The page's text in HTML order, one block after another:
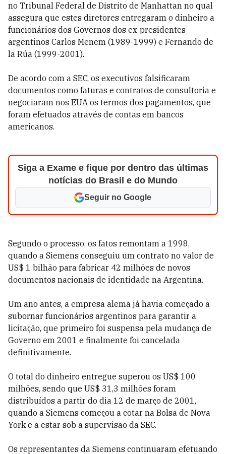
no Tribunal Federal de Distrito de Manhattan no qual
assegura que estes diretores entregaram o dinheiro a
funcionários dos Governos dos ex-presidentes
argentinos Carlos Menem (1989-1999) e Fernando de
la Rúa (1999-2001).
De acordo com a SEC, os executivos falsificaram
documentos como faturas e contratos de consultoria e
negociaram nos EUA os termos dos pagamentos, que
foram efetuados através de contas em bancos
americanos.
Siga a Exame e fique por dentro das últimas
notícias do Brasil e do Mundo
Seguir no Google
Segundo o processo, os fatos remontam a 1998,
quando a Siemens conseguiu um contrato no valor de
US$ 1 bilhão para fabricar 42 milhões de novos
documentos nacionais de identidade na Argentina.
Um ano antes, a empresa alemã já havia começado a
subornar funcionários argentinos para garantir a
licitação, que primeiro foi suspensa pela mudança de
Governo em 2001 e finalmente foi cancelada
definitivamente.
O total do dinheiro entregue superou os US$ 100
milhões, sendo que US$ 31,3 milhões foram
distribuídos a partir do dia 12 de março de 2001,
quando a Siemens começou a cotar na Bolsa de Nova
York e a estar sob a supervisão da SEC.
Os representantes da Siemens continuaram efetuando